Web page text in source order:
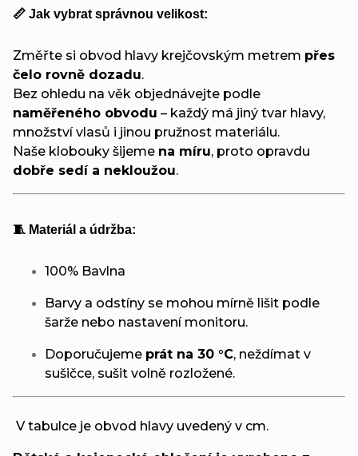
📏 Jak vybrat správnou velikost:
Změřte si obvod hlavy krejčovským metrem přes
čelo rovně dozadu.
Bez ohledu na věk objednávejte podle
naměřeného obvodu – každý má jiný tvar hlavy,
množství vlasů i jinou pružnost materiálu.
Naše klobouky šijeme na míru, proto opravdu
dobře sedí a nekloužou.
🧵 Materiál a údržba:
100% Bavlna
Barvy a odstíny se mohou mírně lišit podle
šarže nebo nastavení monitoru.
Doporučujeme prát na 30 °C, neždímat v
sušičce, sušit volně rozložené.
V tabulce je obvod hlavy uvedený v cm.